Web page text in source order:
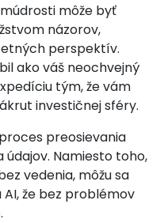
môže byť
názorov,
perspektív.
ako váš neochvejný
tým, že vám
investičnej sféry.
preosievania
Namiesto toho,
vedenia, môžu sa
že bez problémov